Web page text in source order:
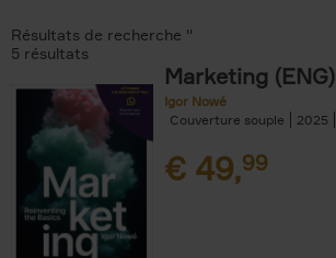
Résultats de recherche ''
5 résultats
Marketing (ENG)
Igor Nowé
Couverture souple
2025
€ 49,99